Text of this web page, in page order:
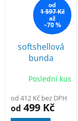
od
1 597 Kč
až
–70 %
softshellová
bunda
odepínací
Poslední kus
od 412 Kč bez DPH
od 499 Kč